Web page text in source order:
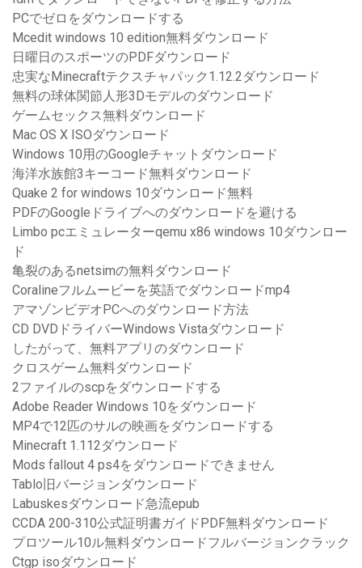
PCでゼロをダウンロードする
Mcedit windows 10 edition無料ダウンロード
日曜日のスポーツのPDFダウンロード
忠実なMinecraftテクスチャパック1.12.2ダウンロード
無料の球体関節人形3Dモデルのダウンロード
ゲームセックス無料ダウンロード
Mac OS X ISOダウンロード
Windows 10用のGoogleチャットダウンロード
海洋水族館3キーコード無料ダウンロード
Quake 2 for windows 10ダウンロード無料
PDFのGoogleドライブへのダウンロードを避ける
Limbo pcエミュレーターqemu x86 windows 10ダウンロー
ド
亀裂のあるnetsimの無料ダウンロード
Coralineフルムービーを英語でダウンロードmp4
アマゾンビデオPCへのダウンロード方法
CD DVDドライバーWindows Vistaダウンロード
したがって、無料アプリのダウンロード
クロスゲーム無料ダウンロード
2ファイルのscpをダウンロードする
Adobe Reader Windows 10をダウンロード
MP4で12匹のサルの映画をダウンロードする
Minecraft 1.112ダウンロード
Mods fallout 4 ps4をダウンロードできません
Tablo旧バージョンダウンロード
Labuskesダウンロード急流epub
CCDA 200-310公式証明書ガイドPDF無料ダウンロード
プロツール10ル無料ダウンロードフルバージョンクラック
Ctgp isoダウンロード